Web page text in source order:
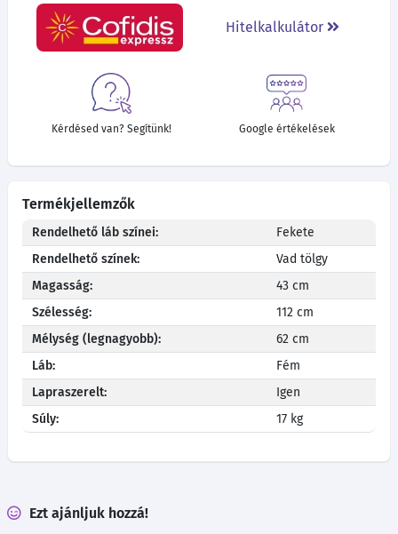
Hitelkalkulátor
Kérdésed van? Segítünk! Google értékelések
Termékjellemzők
Rendelhető láb színei:
Fekete
Rendelhető színek:
Vad tölgy
Magasság:
43 cm
Szélesség:
112 cm
Mélység (legnagyobb):
62 cm
Láb:
Fém
Lapraszerelt:
Igen
Súly:
17 kg
Ezt ajánljuk hozzá!